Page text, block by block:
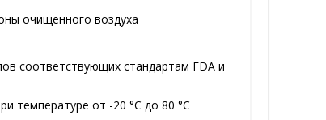
очищенного воздуха
соответствующих стандартам FDA и
температуре от -20 °С до 80 °С